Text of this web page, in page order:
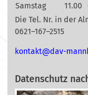
Samstag
11.00
Die Tel. Nr. in der
0621–167–2515
m-vad
@tkat
nok
Datenschutz